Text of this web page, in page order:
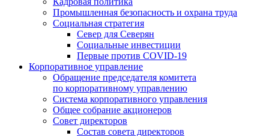
Промышленная безопасность и охрана труда
Социальная стратегия
Север для Северян
Социальные инвестиции
Первые против COVID‑19
Корпоративное управление
Обращение председателя комитета
по корпоративному управлению
Система корпоративного управления
Общее собрание акционеров
Совет директоров
Состав совета директоров